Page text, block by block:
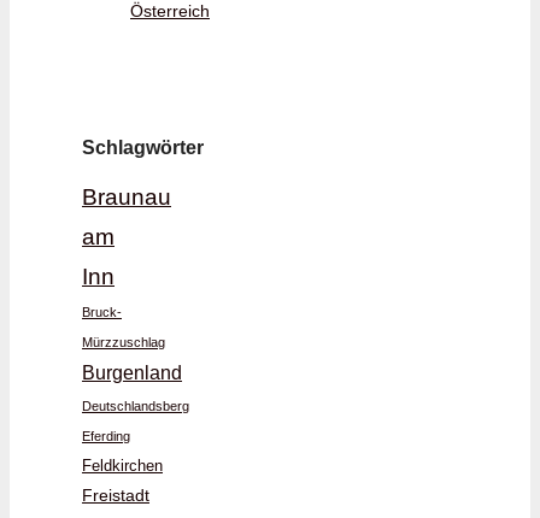
Österreich
Schlagwörter
Braunau
am
Inn
Bruck-
Mürzzuschlag
Burgenland
Deutschlandsberg
Eferding
Feldkirchen
Freistadt